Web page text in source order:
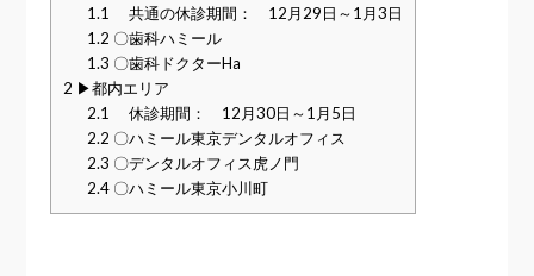
1.1 共通の休診期間： 12月29日～1月3日
1.2 〇歯科ハミール
1.3 〇歯科ドクターHa
2 ▶都内エリア
2.1 休診期間： 12月30日～1月5日
2.2 〇ハミール東京デンタルオフィス
2.3 〇デンタルオフィス虎ノ門
2.4 〇ハミール東京小川町